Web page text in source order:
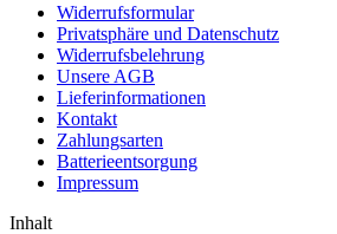
Widerrufsformular
Privatsphäre und Datenschutz
Widerrufsbelehrung
Unsere AGB
Lieferinformationen
Kontakt
Zahlungsarten
Batterieentsorgung
Impressum
Inhalt